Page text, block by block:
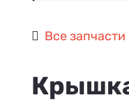
Все запчасти